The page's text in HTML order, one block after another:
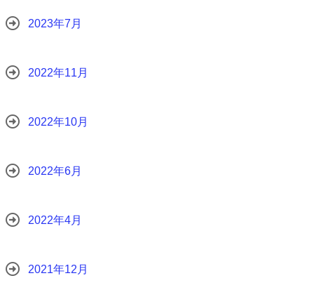
2023年7月
2022年11月
2022年10月
2022年6月
2022年4月
2021年12月